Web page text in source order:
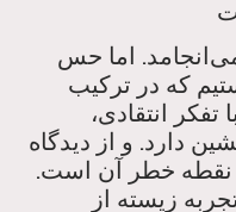
اما حس
که در ترکیب
انتقادی،
دارد. و از دیدگاه
نقطه خطر آن است.
زیسته از